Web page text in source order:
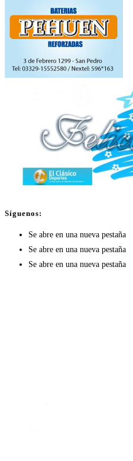
Síguenos:
Se abre en una nueva pestaña
Se abre en una nueva pestaña
Se abre en una nueva pestaña